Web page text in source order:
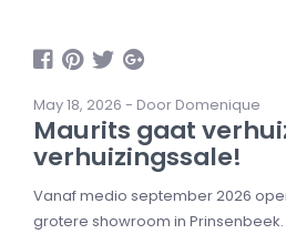
May 18, 2026 - Door Domenique
Maurits gaat
verhuizingssale!
Vanaf medio september 2026
grotere showroom in Prinsenbeek.